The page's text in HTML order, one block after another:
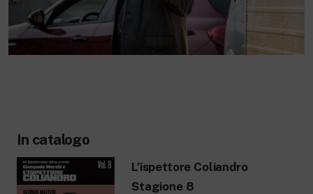
In catalogo
L’ispettore Coliandro
Stagione 8